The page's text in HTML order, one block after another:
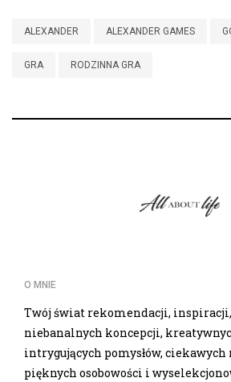
ALEXANDER ALEXANDER GAMES
GRA RODZINNA GRA
O MNIE
Twój świat rekomendacji, inspiracji,
niebanalnych koncepcji,
intrygujących pomysłów, ciekawych
pięknych osobowości i